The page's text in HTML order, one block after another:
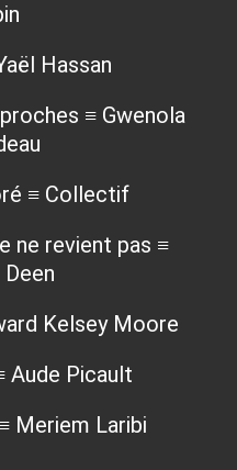
Hassan
≡ Gwenola
≡ Collectif
ne revient pas ≡
Kelsey Moore
Aude Picault
Meriem Laribi